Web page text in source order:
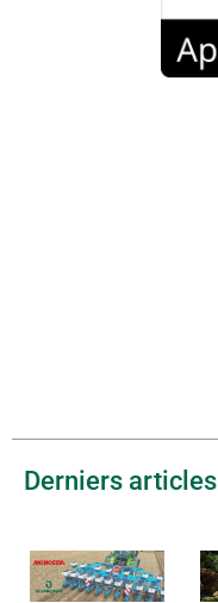
Derniers articles